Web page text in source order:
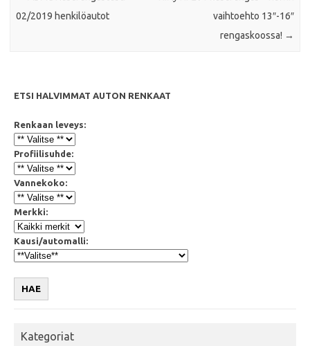
02/2019 henkilöautot
vaihtoehto 13″-16″
rengaskoossa! →
ETSI HALVIMMAT AUTON RENKAAT
Renkaan leveys:
Profiilisuhde:
Vannekoko:
Merkki:
Kausi/automalli:
HAE
Kategoriat